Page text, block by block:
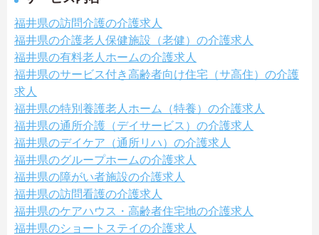
福井県の訪問介護の介護求人
福井県の介護老人保健施設（老健）の介護求人
福井県の有料老人ホームの介護求人
福井県のサービス付き高齢者向け住宅（サ高住）の介護
求人
福井県の特別養護老人ホーム（特養）の介護求人
福井県の通所介護（デイサービス）の介護求人
福井県のデイケア（通所リハ）の介護求人
福井県のグループホームの介護求人
福井県の障がい者施設の介護求人
福井県の訪問看護の介護求人
福井県のケアハウス・高齢者住宅地の介護求人
福井県のショートステイの介護求人